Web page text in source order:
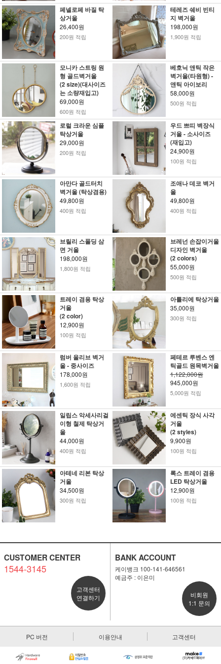
페넬로페 바질 탁
상거울
26,400원
200원 적립
테레즈 쉐비 빈티
지 벽거울
198,000원
1,900원 적립
모니카 스트링 원
형 골드벽거울
(2 size)(대사이즈
는 소량재입고)
69,000원
600원 적립
베호닉 앤틱 작은
벽거울(타원형) -
앤틱 아이보리
58,000원
500원 적립
로럴 크라운 심플
탁상거울
29,000원
200원 적립
우드 쁘띠 벽장식
거울 - 소사이즈
(재입고)
24,900원
100원 적립
아만다 골드터치
벽거울 (탁상겸용)
49,800원
400원 적립
조애나 데코 벽거
울
49,800원
400원 적립
브릴리 스폴딩 삼
면 거울
198,000원
1,800원 적립
브레넌 손잡이거울
디자인 벽거울
(2 colors)
55,000원
500원 적립
트레이 겸용 탁상
거울
(2 color)
12,900원
100원 적립
아틀리에 탁상거울
35,000원
300원 적립
럼버 올리브 벽거
울 - 중사이즈
178,000원
1,600원 적립
페테르 루벤스 엔
틱골드 원목벽거울
1,122,000원
945,000원
5,000원 적립
일립스 악세사리걸
이형 철제 탁상거
울
44,000원
400원 적립
에센틱 장식 사각
거울
(2 styles)
9,900원
100원 적립
아테네 리본 탁상
거울
34,500원
300원 적립
록스 트레이 겸용
LED 탁상거울
12,900원
100원 적립
CUSTOMER CENTER
1544-3145
고객센터
연결하기
BANK ACCOUNT
케이뱅크 100-141-646561
예금주 : 이은미
비회원
1:1 문의
PC 버전 이용안내 고객센터